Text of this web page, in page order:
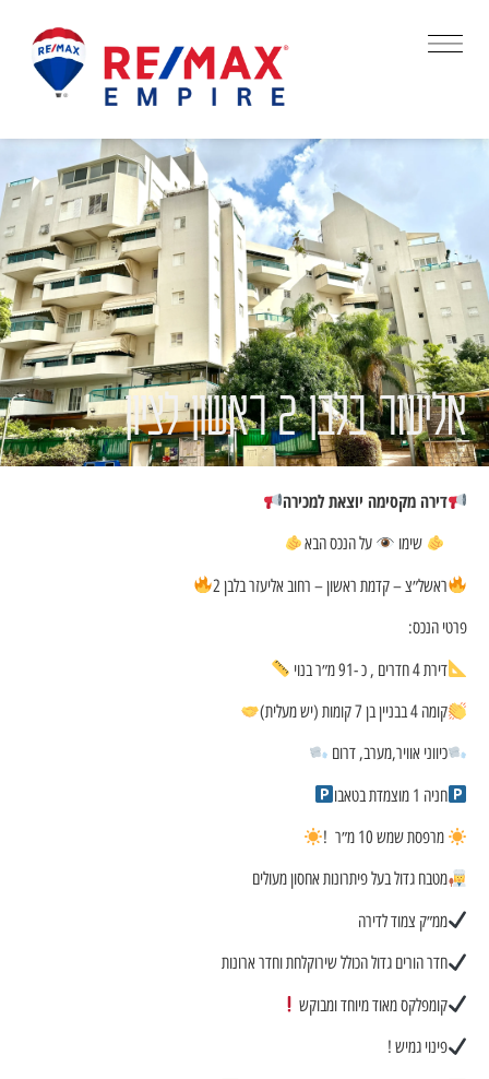
אליעזר בלבן 2 ראשון לציון
דירה מקסימה יוצאת למכירה
שימו על הנכס הבא
ראשל״צ – קדמת ראשון – רחוב אליעזר בלבן 2
פרטי הנכס:
דירת 4 חדרים , כ -91 מ״ר בנוי
קומה 4 בבניין בן 7 קומות (יש מעלית)
כיווני אוויר,מערב, דרום
חניה 1 מוצמדת בטאבו
מרפסת שמש 10 מ״ר !
מטבח גדול בעל פיתרונות אחסון מעולים
ממ״ק צמוד לדירה
חדר הורים גדול הכולל שירוקלחת וחדר ארונות
קומפלקס מאוד מיוחד ומבוקש
פינוי גמיש !